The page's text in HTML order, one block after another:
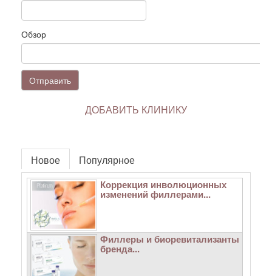
Обзор
Отправить
ДОБАВИТЬ КЛИНИКУ
Новое Популярное
Коррекция инволюционных
изменений филлерами...
Филлеры и биоревитализанты
бренда...